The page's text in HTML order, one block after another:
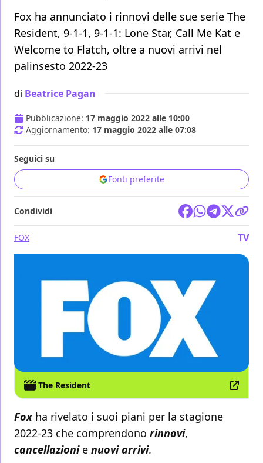
Fox ha annunciato i rinnovi delle sue serie The
Resident, 9-1-1, 9-1-1: Lone Star, Call Me Kat e
Welcome to Flatch, oltre a nuovi arrivi nel
palinsesto 2022-23
di Beatrice Pagan
Pubblicazione: 17 maggio 2022 alle 10:00
Aggiornamento: 17 maggio 2022 alle 07:08
Seguici su
Fonti preferite
Condividi
FOX TV
The Resident
Foxha rivelato i suoi piani per la stagione
2022-23 che comprendono rinnovi,
cancellazionie nuovi arrivi.